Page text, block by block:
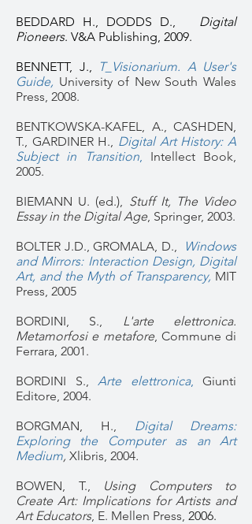
BEDDARD H., DODDS D., Digital
Pioneers. V&A Publishing, 2009.
BENNETT, J.,
T_Visionarium. A User's
Guide, University of New South Wales
Press, 2008.
BENTKOWSKA-KAFEL, A., CASHDEN,
T., GARDINER H., Digital Art History: A
Subject in Transition, Intellect Book,
2005.
BIEMANN U. (ed.), Stuff It, The Video
Essay in the Digital Age, Springer, 2003.
BOLTER J.D., GROMALA, D.,
Windows
and Mirrors: Interaction Design, Digital
Art, and the Myth of Transparency, MIT
Press, 2005​
BORDINI, S., L'arte elettronica.
Metamorfosi e metafore, Commune di
Ferrara, 2001.
BORDINI S., Arte elettronica, Giunti
Editore, 2004.
BORGMAN, H., Digital Dreams:
Exploring the Computer as an Art
Medium, Xlibris, 2004.
BOWEN, T.,
Using Computers to
Create Art: Implications for Artists and
Art Educators, E. Mellen Press, ​ 2006.